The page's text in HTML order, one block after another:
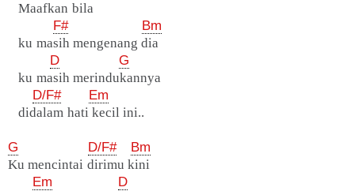
Maafkan bila
F#
Bm
ku masih mengenang dia
D
G
ku masih merindukannya
D/F#
Em
didalam hati kecil ini..
G D/F#
Bm
Ku mencintai dirimu kini
Em
D